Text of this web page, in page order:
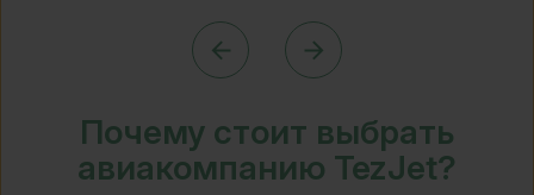
Почему стоит выбрать
авиакомпанию TezJet?